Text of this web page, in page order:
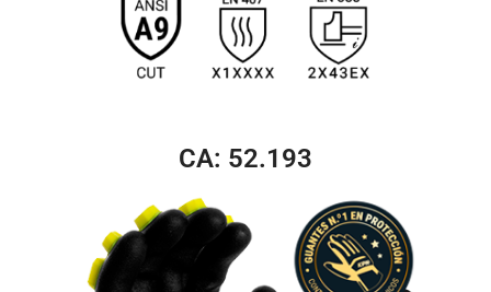
CA: 52.193